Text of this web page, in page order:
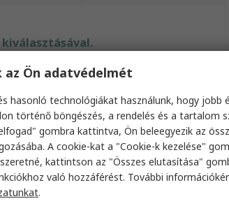
Érték
STAHLWILLE
Betét
Gyűrűs kulcsbetét
Ön adatvédelmét
hasonló technológiákat használunk, hogy jobb
történő böngészés, a rendelés és a tartalom
gombra kattintva, Ön beleegyezik az
A cookie-kat a "Cookie-k kezelése"
kattintson az "Összes elutasítása"
való hozzáférést. További
.